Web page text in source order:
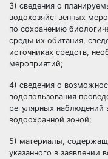
3) сведения о
водохозяйственных
по сохранению
среды их обитания,
источниках средств,
мероприятий;
4) сведения о
водопользования
регулярных
водоохранной зоной;
5) материалы,
указанного в заявлении